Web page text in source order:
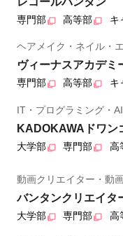
専門部 高等部 キ
ヘアメイク・ネイル・
ヴィーナスアカデミ
専門部 高等部 キ
IT・プログラミング・
KADOKAWAドワン
大学部 専門部 高
動画クリエイター・動
バンタンクリエイタ
大学部 専門部 高